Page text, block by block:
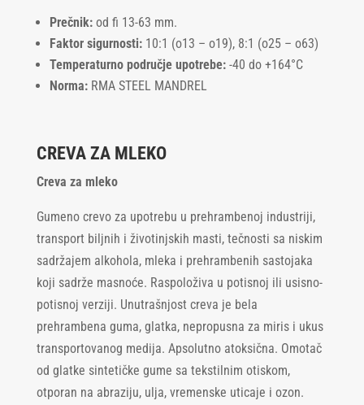
Prečnik:od fi 13-63 mm.
Faktor sigurnosti:10:1 (o13 – o19), 8:1 (o25 – o63)
Temperaturno područje upotrebe:-40 do +164°C
Norma:RMA STEEL MANDREL
CREVA ZA MLEKO
Creva za mleko
Gumeno crevo za upotrebu u prehrambenoj industriji,
transport biljnih i životinjskih masti, tečnosti sa niskim
sadržajem alkohola, mleka i prehrambenih sastojaka
koji sadrže masnoće. Raspoloživa u potisnoj ili usisno-
potisnoj verziji. Unutrašnjost creva je bela
prehrambena guma, glatka, nepropusna za miris i ukus
transportovanog medija. Apsolutno atoksična. Omotač
od glatke sintetičke gume sa tekstilnim otiskom,
otporan na abraziju, ulja, vremenske uticaje i ozon.